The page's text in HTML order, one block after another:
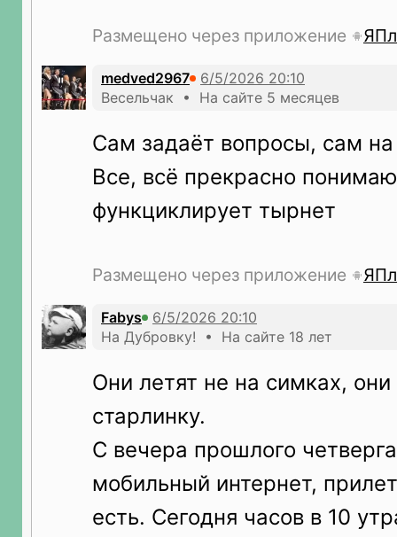
Размещено через приложение
medved2967
Весельчак • На сайте 5 месяцев
Сам задаёт вопросы, сам на
Все, всё прекрасно
функциклирует тырнет
Размещено через приложение
Fabys
На Дубровку! • На сайте 18 лет
Они летят не на симках, они
старлинку.
С вечера прошлого
мобильный интернет,
есть. Сегодня часов в 10